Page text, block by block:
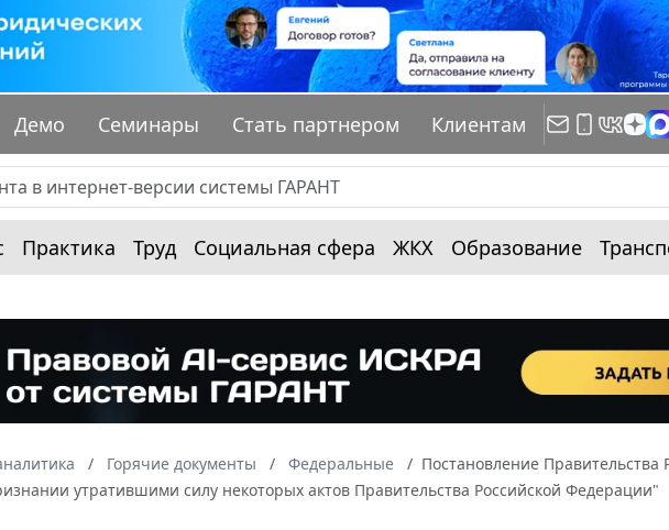
Демо Семинары Стать партнером Клиентам
Практика Труд Социальная сфера ЖКХ Образование
Горячие документы Федеральные
Постановление Правительства
утратившими силу некоторых актов Правительства Российской Федерации"